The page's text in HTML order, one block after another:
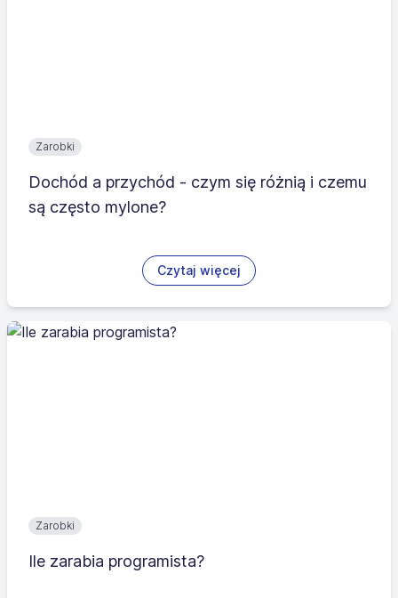
Zarobki
Dochód a przychód - czym się różnią i czemu
są często mylone?
Czytaj więcej
Zarobki
Ile zarabia programista?